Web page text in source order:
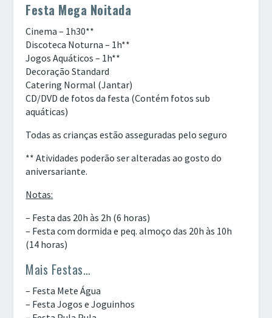
Festa Mega Noitada
Cinema – 1h30**
Discoteca Noturna – 1h**
Jogos Aquáticos – 1h**
Decoração Standard
Catering Normal (Jantar)
CD/DVD de fotos da festa (Contém fotos sub
aquáticas)
Todas as crianças estão asseguradas pelo seguro
** Atividades poderão ser alteradas ao gosto do
aniversariante.
Notas:
– Festa das 20h às 2h (6 horas)
– Festa com dormida e peq. almoço das 20h às 10h
(14 horas)
Mais Festas…
– Festa Mete Água
– Festa Jogos e Joguinhos